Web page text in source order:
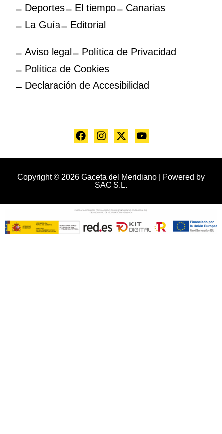
Deportes
El tiempo
Canarias
La Guía
Editorial
Aviso legal
Política de Privacidad
Política de Cookies
Declaración de Accesibilidad
Copyright © 2026 Gaceta del Meridiano | Powered by
SAO S.L.